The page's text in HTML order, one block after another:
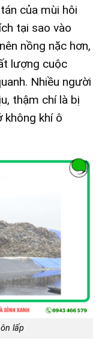
của mùi hôi
tại sao vào
nồng nặc hơn,
lượng cuộc
Nhiều người
thậm chí là bị
không khí ô
lấp